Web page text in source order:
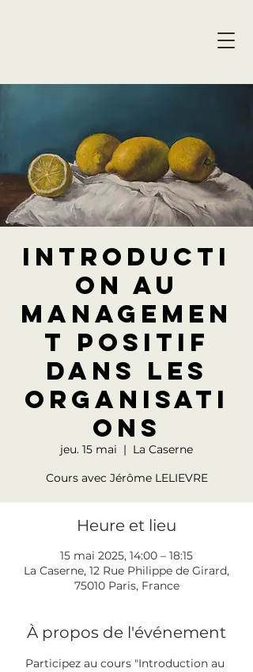
Introducti
on au
managemen
t positif
dans les
organisati
ons
jeu. 15 mai
  |
La Caserne
Cours avec Jérôme LELIEVRE
Heure et lieu
15 mai 2025, 14:00 – 18:15
La Caserne, 12 Rue Philippe de Girard,
75010 Paris, France
À propos de l'événement
Participez au cours "Introduction au